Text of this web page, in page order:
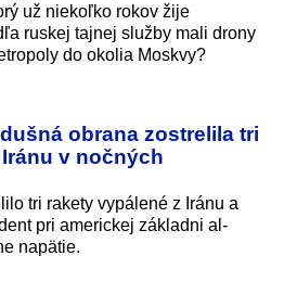
už niekoľko rokov žije
ruskej tajnej služby mali drony
do okolia Moskvy?
obrana zostrelila tri
v nočných
tri rakety vypálené z Iránu a
pri americkej základni al-
napätie.